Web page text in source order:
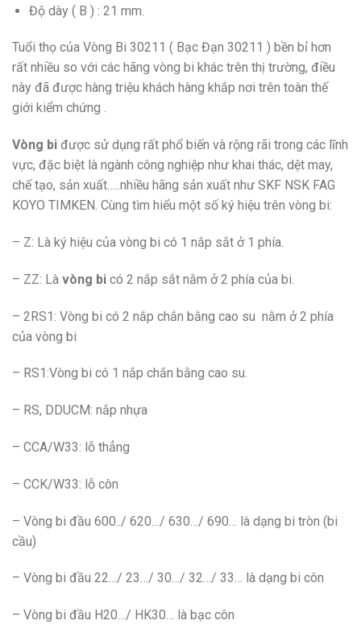
Độ dày ( B ) : 21 mm.
Tuổi thọ của Vòng Bi 30211 ( Bạc Đạn 30211 ) bền bỉ hơn
rất nhiều so với các hãng vòng bi khác trên thị trường, điều
này đã được hàng triệu khách hàng khắp nơi trên toàn thế
giới kiểm chứng .
Vòng bi được sử dụng rất phổ biến và rộng rãi trong các lĩnh
vực, đặc biệt là ngành công nghiệp như khai thác, dệt may,
chế tạo, sản xuất…..nhiều hãng sản xuất như SKF NSK FAG
KOYO TIMKEN. Cùng tìm hiểu một số ký hiệu trên vòng bi:
– Z: Là ký hiệu của vòng bi có 1 nắp sắt ở 1 phía.
– ZZ: Là vòng bi có 2 nắp sắt nằm ở 2 phía của bi.
– 2RS1: Vòng bi có 2 nắp chắn bằng cao su nằm ở 2 phía
của vòng bi
– RS1:Vòng bi có 1 nắp chắn bằng cao su.
– RS, DDUCM: nắp nhựa
– CCA/W33: lỗ thẳng
– CCK/W33: lỗ côn
– Vòng bi đầu 600../ 620…/ 630…/ 690… là dạng bi tròn (bi
cầu)
– Vòng bi đầu 22…/ 23…/ 30…/ 32…/ 33… là dạng bi côn
– Vòng bi đầu H20…/ HK30… là bạc côn